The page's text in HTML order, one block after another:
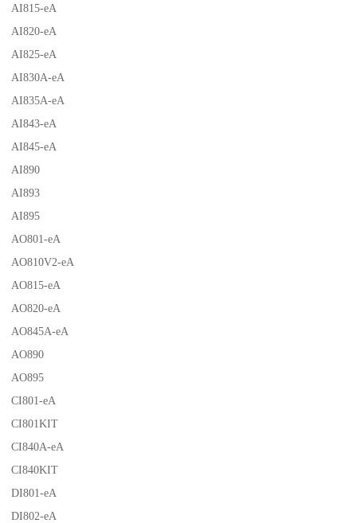
AI815-eA
AI820-eA
AI825-eA
AI830A-eA
AI835A-eA
AI843-eA
AI845-eA
AI890
AI893
AI895
AO801-eA
AO810V2-eA
AO815-eA
AO820-eA
AO845A-eA
AO890
AO895
CI801-eA
CI801KIT
CI840A-eA
CI840KIT
DI801-eA
DI802-eA